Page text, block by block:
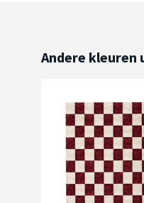
Andere kleuren